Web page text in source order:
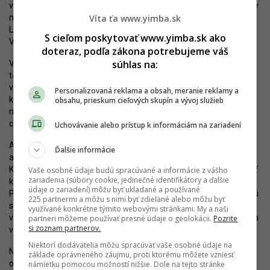
v termínoch dokončenia stavby. Podľa tohtoročných predpokladov
mal byť úsek sprevádzkovaný ešte skôr ako iný úsek D1 medzi
Višňové.
Vodiči, prechádzajúci cez Ružomberok, ako aj obyvatelia mesta si
tak musia počkať ešte o niekoľko mesiacov naviac. Nový úsek mal
vytlačiť tranzit z mesta, čím by došlo k uvoľneniu významnej
komunikácie medzi centrom Ružomberka a Váhom. Motoristi by
navyše ušetrili pri prechádzaní okolo mesta až 16 minút oproti
ceste prvej triedy.
Aktuálne sa tak zdá, že po dvoch dobudovaných úsekoch bude
ako ďalší uvedený do prevádzky úsek rýchlostnej cesty R2 medzi
Kriváňom a Mýtnou. Dĺžku má 9.104 metrov a jeho súčasťou je päť
kilometrov dlhá mostná estakáda v údolí Krivánskeho potoka.
Podľa aktuálnych informácií sa tu dokončuje odvodnenie, inštalujú
sa zábradlia, protihlukové steny a zvodidlá a pracuje sa na
vodorovnom a zvislom dopravnom značení. Otvorenie sa očakáva
v novembri.
Nasledovať by mohla križovatka diaľnic D1 a D4 pri Bratislave. Ide
o kontroverzný projekt, ktorého oneskorenie viedlo k zníženiu
Víta ťa www.yimba.sk
S cieľom poskytovať www.yimba.sk ako
doteraz, podľa zákona potrebujeme váš
súhlas na:
Personalizovaná reklama a obsah, meranie reklamy a
obsahu, prieskum cieľových skupín a vývoj služieb
Uchovávanie alebo prístup k informáciám na zariadení
Ďalšie informácie
Vaše osobné údaje budú spracúvané a informácie z vášho
zariadenia (súbory cookie, jedinečné identifikátory a ďalšie
údaje o zariadení) môžu byť ukladané a používané
225 partnermi a môžu s nimi byť zdieľané alebo môžu byť
využívané konkrétne týmito webovými stránkami. My a naši
partneri môžeme používať presné údaje o geolokácii. Pozrite
si zoznam partnerov.
Niektorí dodávatelia môžu spracúvať vaše osobné údaje na
základe oprávneného záujmu, proti ktorému môžete vzniesť
námietku pomocou možností nižšie. Dole na tejto stránke